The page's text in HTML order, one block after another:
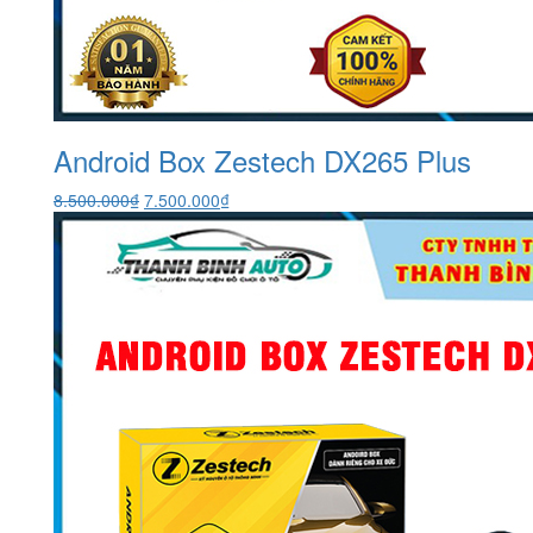
Android Box Zestech DX265 Plus
8.500.000₫ Giá
gốc
là:
8.500.000₫.
7.500.000₫Giá
hiện
tại
là: